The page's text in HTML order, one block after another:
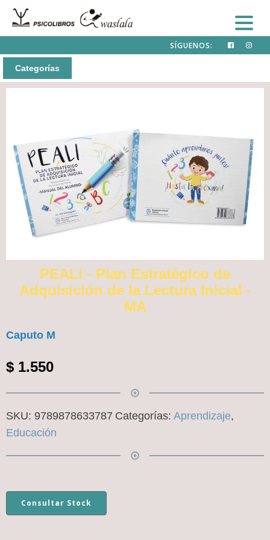
SÍGUENOS:
Categorías
PEALI - Plan Estratégico de
Adquisición de la Lectura Inicial -
MA
Caputo M
$ 1.550
SKU: 9789878633787 Categorías: Aprendizaje,
Educación
Consultar Stock